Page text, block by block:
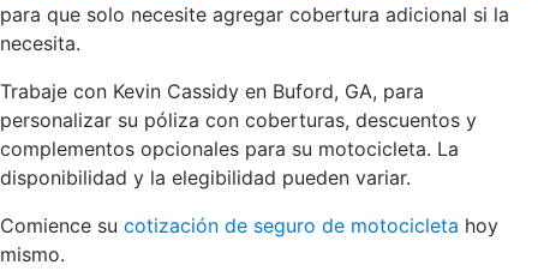
para que solo necesite agregar cobertura adicional si la
necesita.
Trabaje con Kevin Cassidy en Buford, GA, para
personalizar su póliza con coberturas, descuentos y
complementos opcionales para su motocicleta. La
disponibilidad y la elegibilidad pueden variar.
Comience su cotización de seguro de motocicleta hoy
mismo.